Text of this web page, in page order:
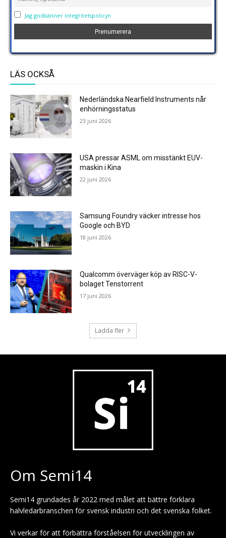
Jag godkänner integritetspolicyn
LÄS OCKSÅ
Nederländska Nearfield Instruments når
enhörningsstatus
23 juni 2026
USA pressar ASML om misstänkt EUV-
maskin i Kina
22 juni 2026
Samsung Foundry väcker intresse hos
Google och BYD
18 juni 2026
Qualcomm överväger köp av RISC-V-
bolaget Tenstorrent
17 juni 2026
Ladda fler
Om Semi14
Semi14 grundades år 2022 med målet att bättre förklara
halvledarbranschen för svensk industri och det svenska folket.
Vi verkar för att förbättra förståelsen för utvecklingen av